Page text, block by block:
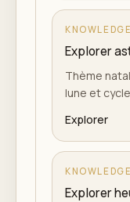
Explorer
Thème
lune et
Explorer
Explorer